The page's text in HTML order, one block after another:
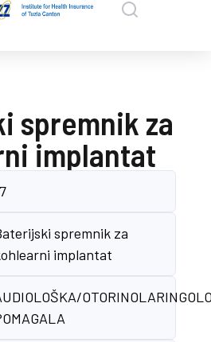
spremnik za
implantat
spremnik za
implantat